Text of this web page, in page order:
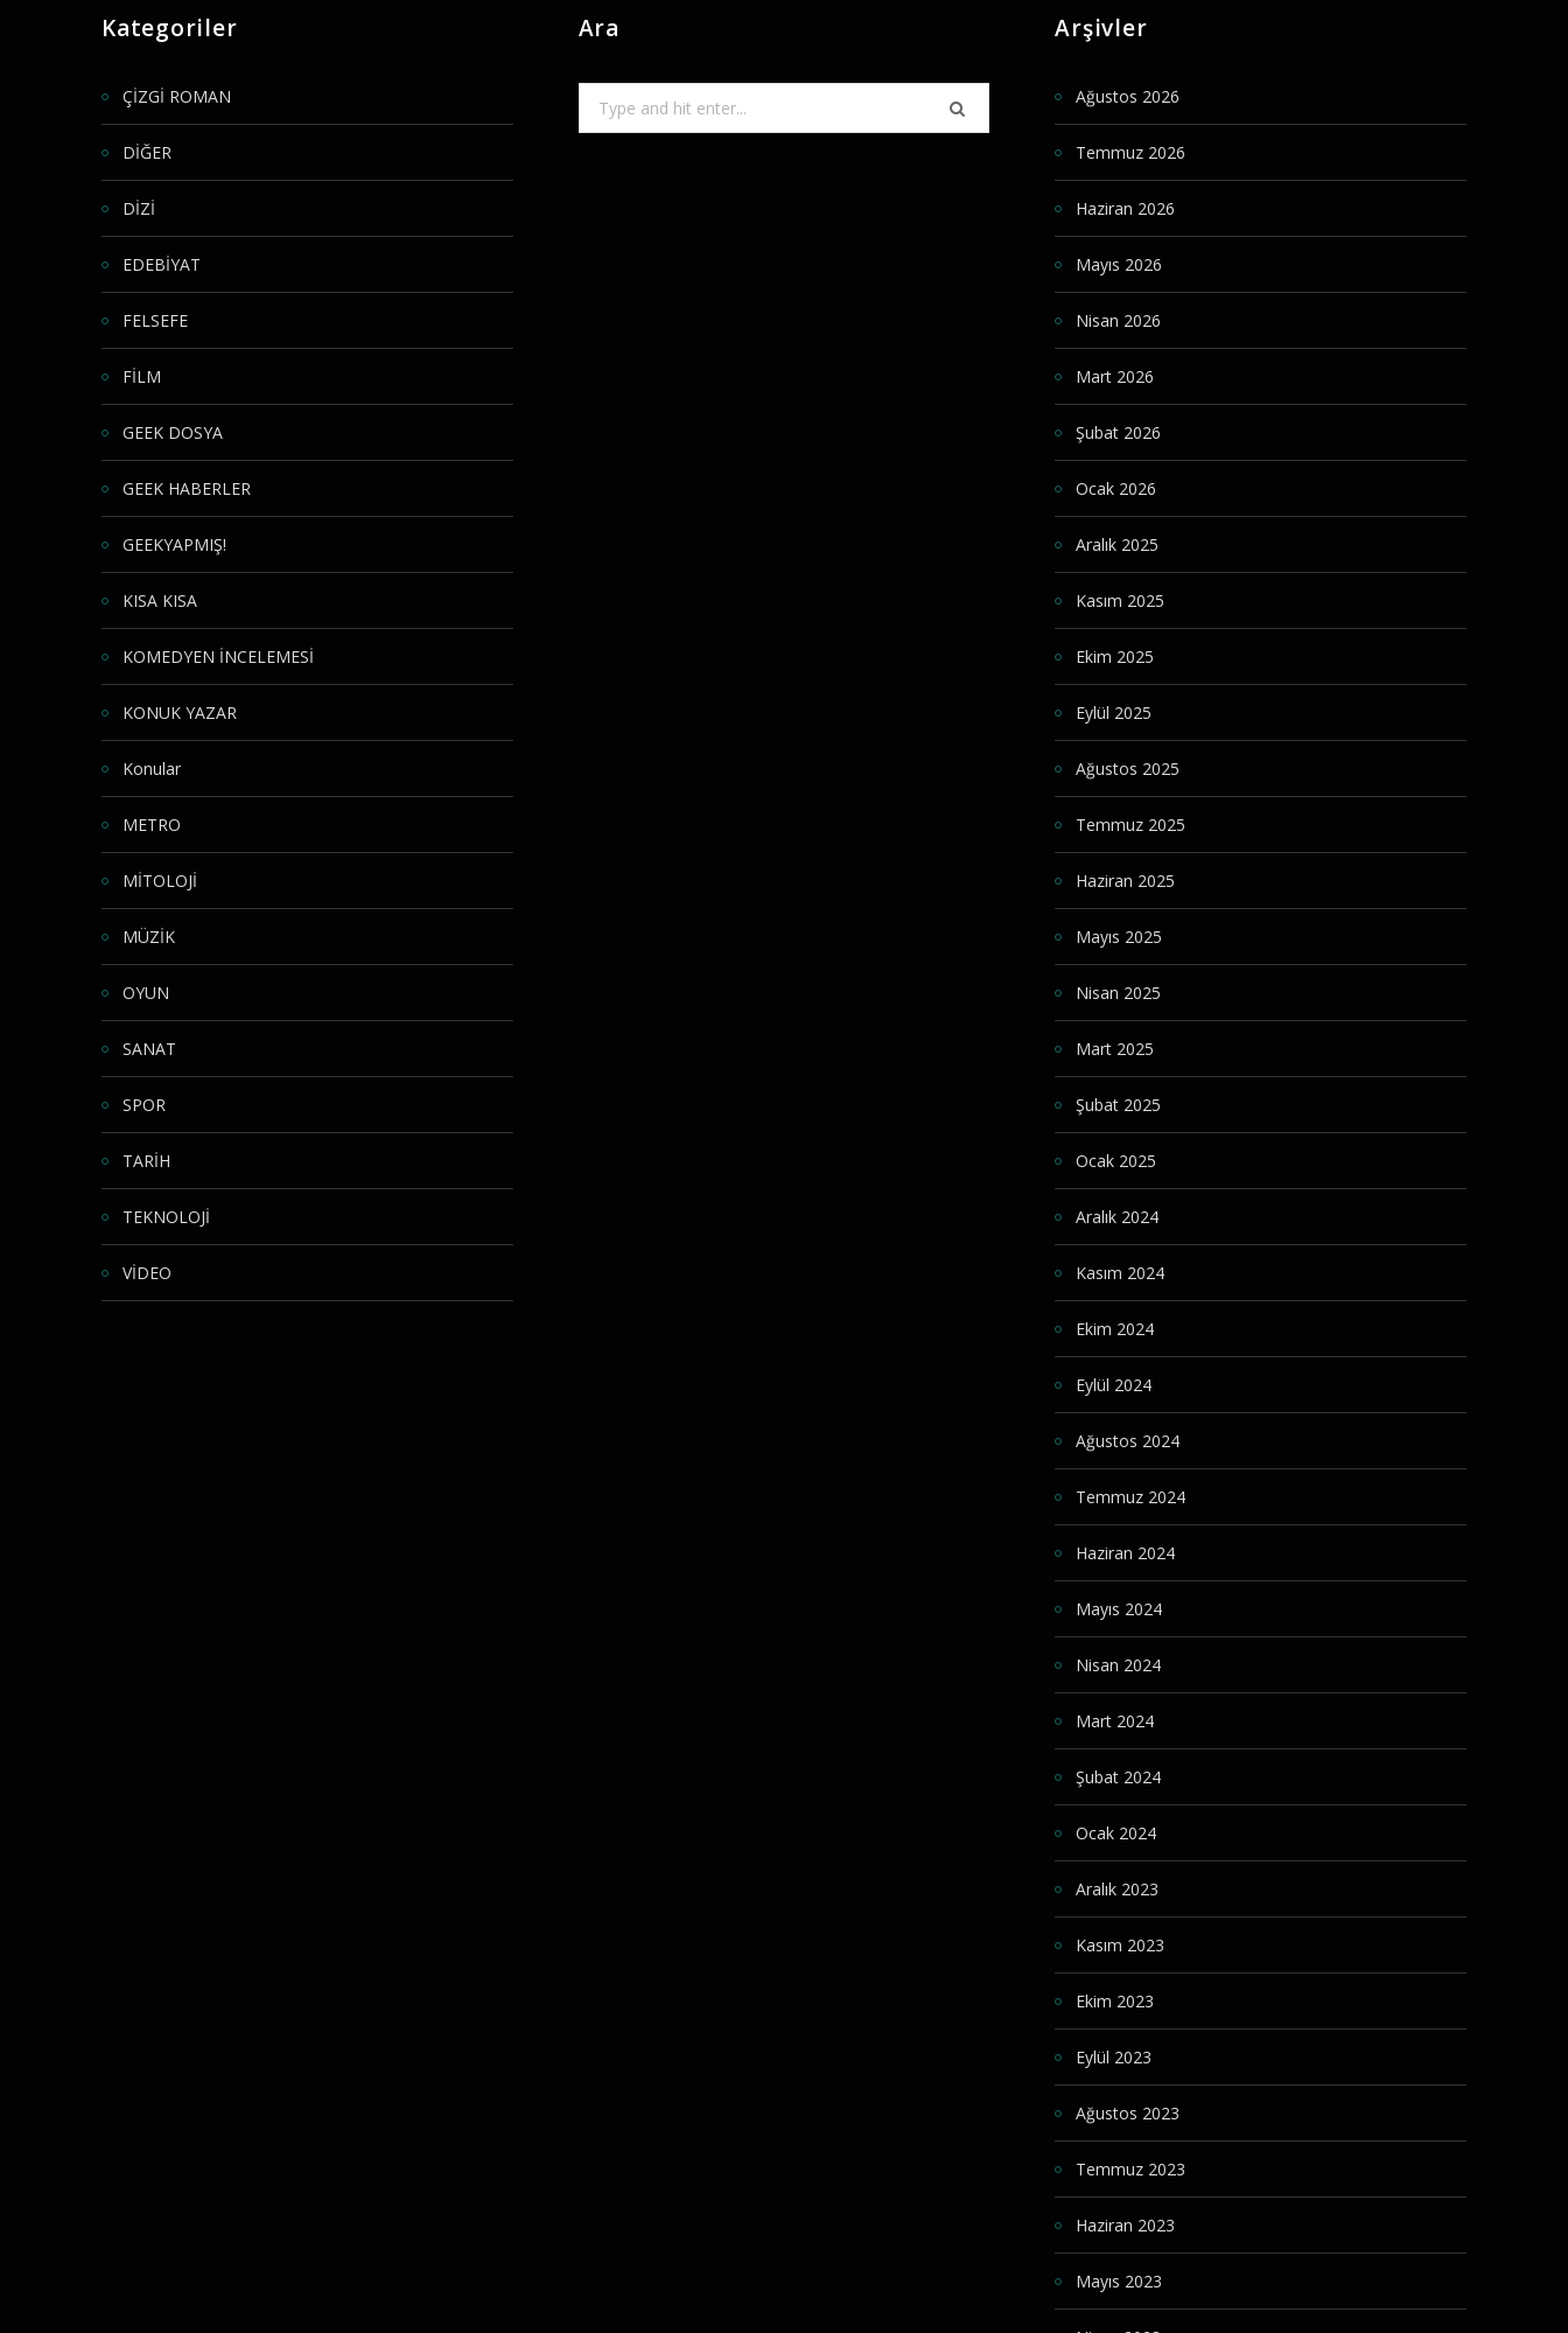
Kategoriler
ÇİZGİ ROMAN
DİĞER
DİZİ
EDEBİYAT
FELSEFE
FİLM
GEEK DOSYA
GEEK HABERLER
GEEKYAPMIŞ!
KISA KISA
KOMEDYEN İNCELEMESİ
KONUK YAZAR
Konular
METRO
MİTOLOJİ
MÜZİK
OYUN
SANAT
SPOR
TARİH
TEKNOLOJİ
VİDEO
Ara
for:
Arşivler
Ağustos 2026
Temmuz 2026
Haziran 2026
Mayıs 2026
Nisan 2026
Mart 2026
Şubat 2026
Ocak 2026
Aralık 2025
Kasım 2025
Ekim 2025
Eylül 2025
Ağustos 2025
Temmuz 2025
Haziran 2025
Mayıs 2025
Nisan 2025
Mart 2025
Şubat 2025
Ocak 2025
Aralık 2024
Kasım 2024
Ekim 2024
Eylül 2024
Ağustos 2024
Temmuz 2024
Haziran 2024
Mayıs 2024
Nisan 2024
Mart 2024
Şubat 2024
Ocak 2024
Aralık 2023
Kasım 2023
Ekim 2023
Eylül 2023
Ağustos 2023
Temmuz 2023
Haziran 2023
Mayıs 2023